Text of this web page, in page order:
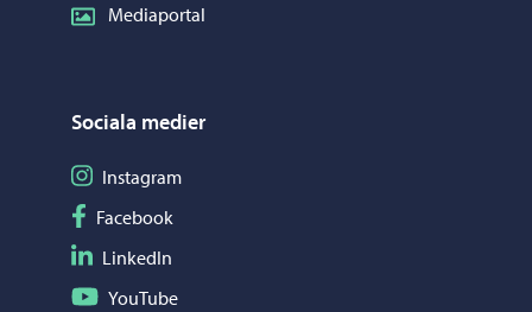
Mediaportal
Sociala medier
Följ på Instagram
Instagram
Följ på Facebook
Facebook
Följ på LinkedIn
LinkedIn
Följ på YouTube
YouTube